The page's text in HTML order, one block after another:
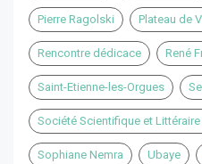
Pierre Ragolski Plateau de
Rencontre dédicace René
Saint-Etienne-les-Orgues
Société Scientifique et
Sophiane Nemra Ubaye